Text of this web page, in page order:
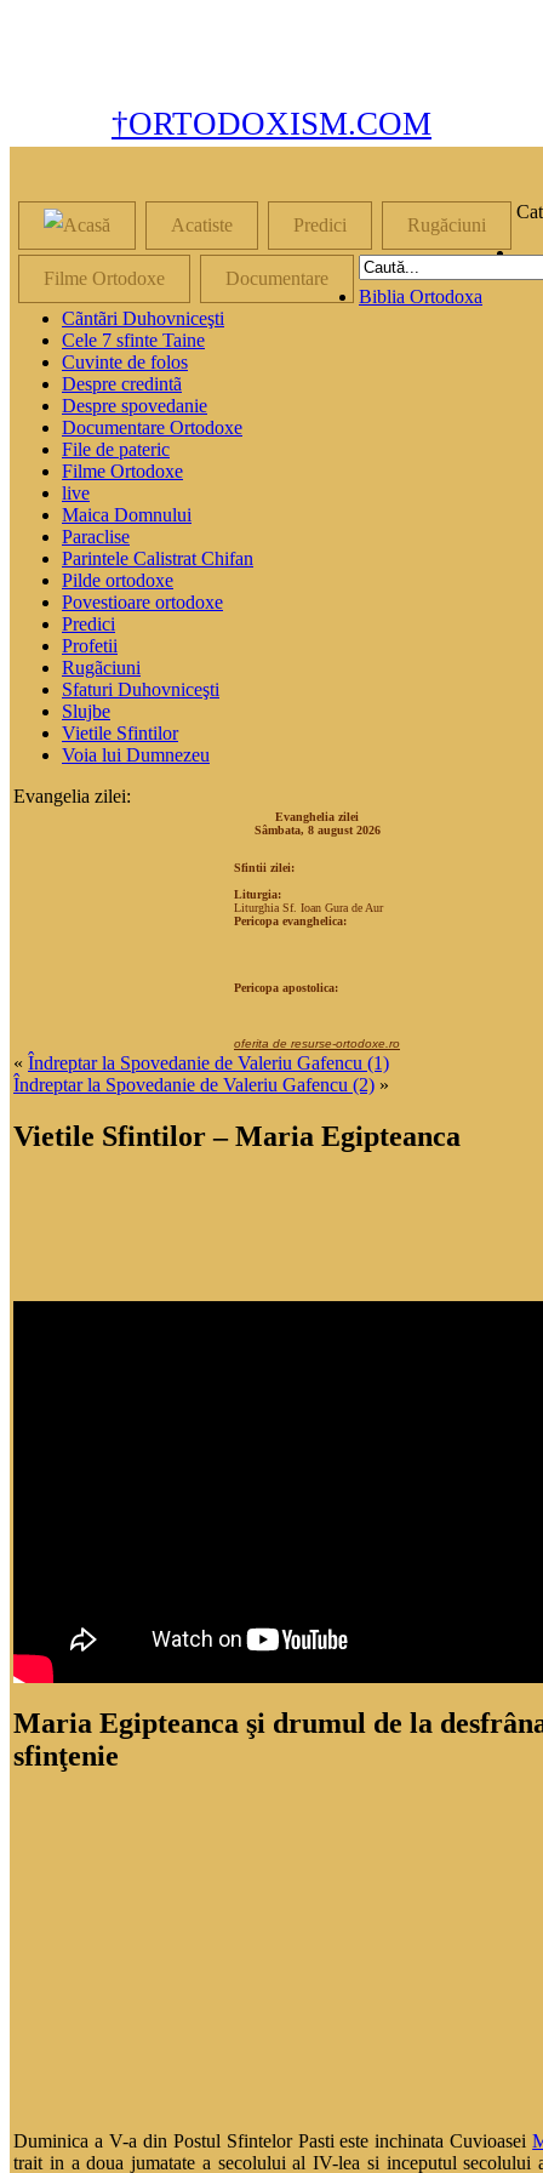
†ORTODOXISM.COM
Acatiste Predici Rugăciuni
Filme Ortodoxe Documentare
Biblia Ortodoxa
Cãntãri Duhovniceşti
Cele 7 sfinte Taine
Cuvinte de folos
Despre credintã
Despre spovedanie
Documentare Ortodoxe
File de pateric
Filme Ortodoxe
live
Maica Domnului
Paraclise
Parintele Calistrat Chifan
Pilde ortodoxe
Povestioare ortodoxe
Predici
Profetii
Rugãciuni
Sfaturi Duhovniceşti
Slujbe
Vietile Sfintilor
Voia lui Dumnezeu
Evangelia zilei:
Evanghelia zilei
Sâmbata, 8 august 2026
Sfintii zilei:
Liturgia:
Liturghia Sf. Ioan Gura de Aur
Pericopa evanghelica:
Pericopa apostolica:
oferita de resurse-ortodoxe.ro
« Îndreptar la Spovedanie de Valeriu Gafencu (1)
Îndreptar la Spovedanie de Valeriu Gafencu (2) »
Vietile Sfintilor – Maria Egipteanca
Maria Egipteanca şi drumul de la
sfinţenie
Duminica a V-a din Postul Sfintelor Pasti este inchinata Cuvioasei
trait in a doua jumatate a secolului al IV-lea si inceputul